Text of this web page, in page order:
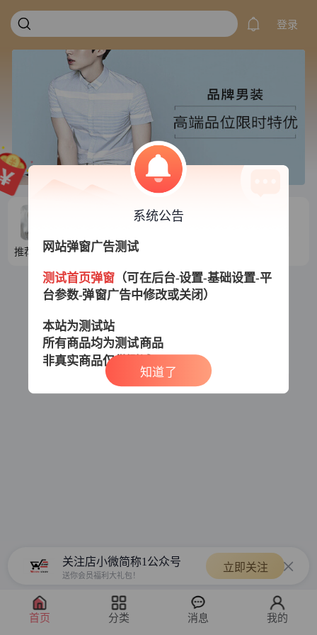
登录
推荐目录1 推荐目录2 推荐目录3
关注店小微简称1公众号
送你会员福利大礼包！
立即关注
系统公告
网站弹窗广告测试
测试首页弹窗 （可在后台-设置-基础设置-平
台参数-弹窗广告中修改或关闭）
本站为测试站
所有商品均为测试商品
非真实商品仅供测试
知道了
首页 分类 消息 我的